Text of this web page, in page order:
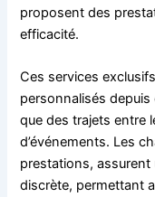
proposent des
efficacité.
Ces services
personnalisés
que des trajets entre
d’événements. Les
prestations, assurent
discrète, permettant